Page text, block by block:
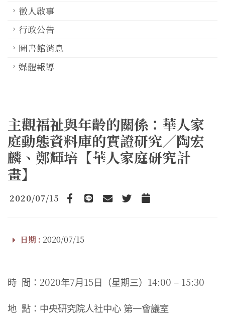
徵人啟事
行政公告
圖書館消息
媒體報導
主觀福祉與年齡的關係：華人家
庭動態資料庫的實證研究／陶宏
麟、鄭輝培【華人家庭研究計
畫】
2020/07/15
Facebook
line emailTwitterAdd to Calendar
日期 : 2020/07/15
時 間： 2020年7月 15 日（星期三） 14:00 – 15:30
地 點：中央研究院人社中心 第一會議室